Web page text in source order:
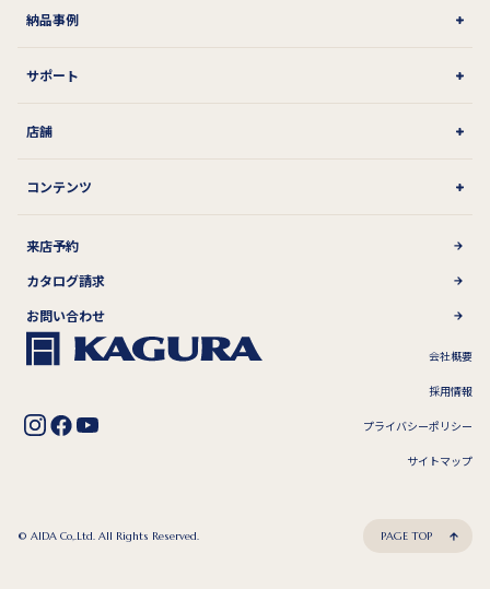
納品事例
サポート
店舗
コンテンツ
来店予約
カタログ請求
お問い合わせ
会社概要
採用情報
プライバシーポリシー
サイトマップ
© AIDA Co,.Ltd. All Rights Reserved. PAGE TOP